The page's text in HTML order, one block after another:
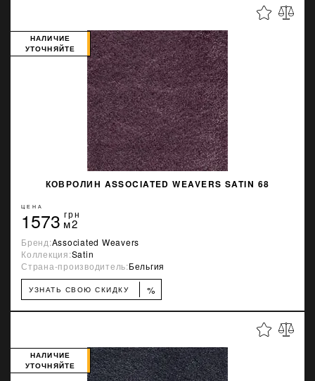
КОВРОЛИН ASSOCIATED WEAVERS SATIN 68
НАЛИЧИЕ
УТОЧНЯЙТЕ
ЦЕНА
1573 грн
м2
Бренд:Associated Weavers
Коллекция:Satin
Страна-производитель:Бельгия
УЗНАТЬ СВОЮ СКИДКУ %
НАЛИЧИЕ
УТОЧНЯЙТЕ